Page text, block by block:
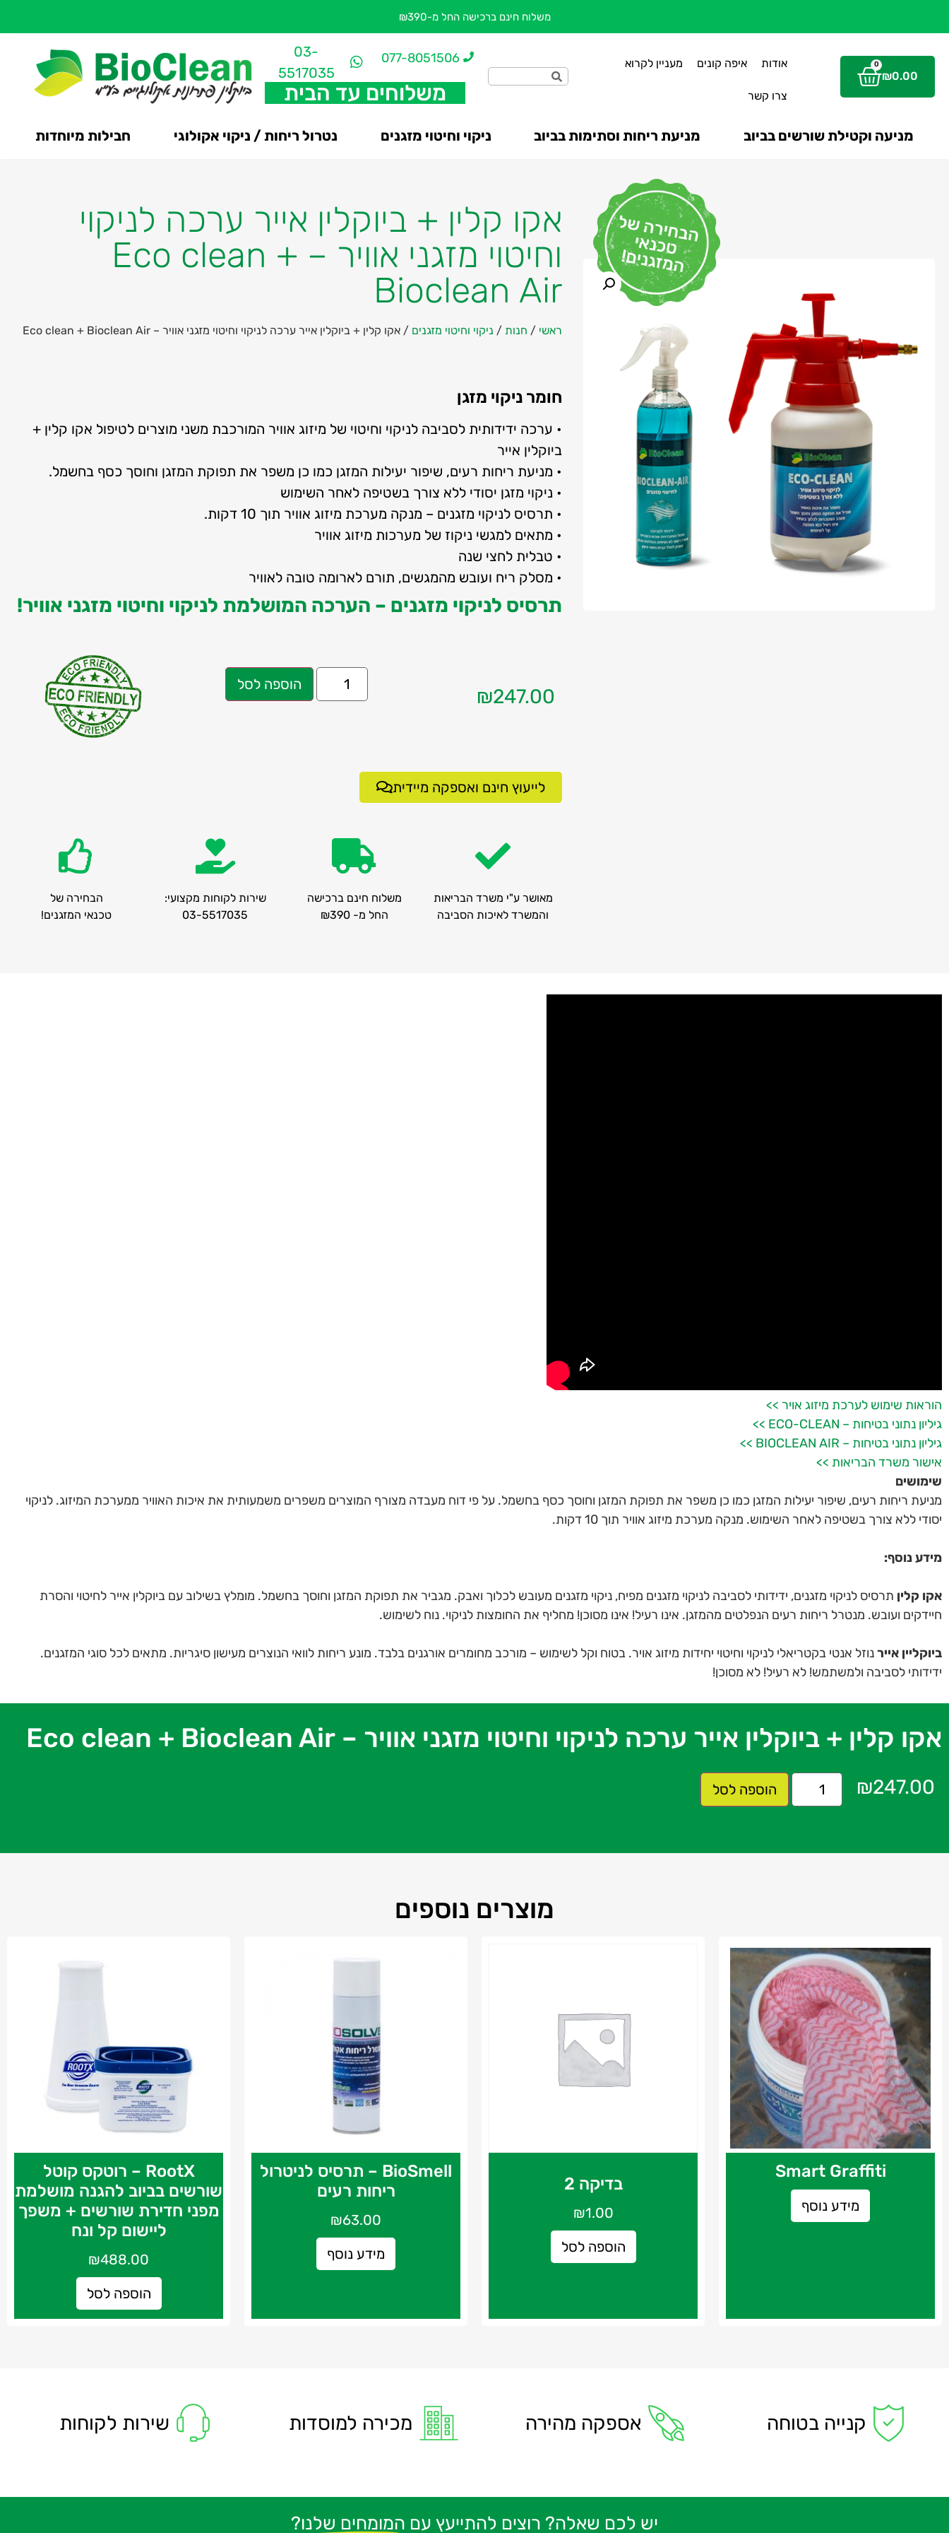
משלוח חינם ברכישה החל מ-₪390
₪0.00
0 אודות איפה קונים מעניין לקרוא
צרו קשר
077-8051506
משלוחים עד הבית
03-
5517035
מניעה וקטילת שורשים בביוב מניעת ריחות וסתימות בביוב ניקוי וחיטוי מזגנים נטרול ריחות / ניקוי אקולוגי חבילות מיוחדות
אקו קלין + ביוקלין אייר ערכה לניקוי
וחיטוי מזגני אוויר – Eco clean +
Bioclean Air
ראשי / חנות/ ניקוי וחיטוי מזגנים / אקו קלין + ביוקלין אייר ערכה לניקוי וחיטוי מזגני אוויר – Eco clean + Bioclean Air
חומר ניקוי מזגן
• ערכה ידידותית לסביבה לניקוי וחיטוי של מיזוג אוויר המורכבת משני מוצרים לטיפול אקו קלין +
ביוקלין אייר
• מניעת ריחות רעים, שיפור יעילות המזגן כמו כן משפר את תפוקת המזגן וחוסך כסף בחשמל.
• ניקוי מזגן יסודי ללא צורך בשטיפה לאחר השימוש
• תרסיס לניקוי מזגנים – מנקה מערכת מיזוג אוויר תוך 10 דקות.
• מתאים למגשי ניקוז של מערכות מיזוג אוויר
• טבלית לחצי שנה
• מסלק ריח ועובש מהמגשים, תורם לארומה טובה לאוויר
תרסיס לניקוי מזגנים – הערכה המושלמת לניקוי וחיטוי מזגני אוויר!
₪247.00
הוספה לסל
לייעוץ חינם ואספקה מיידית
מאושר ע"י משרד הבריאות
והמשרד לאיכות הסביבה
משלוח חינם ברכישה
החל מ- ₪390
שירות לקוחות מקצועי:
03-5517035
הבחירה של
טכנאי המזגנים!
הוראות שימוש לערכת מיזוג אויר >>
גיליון נתוני בטיחות – ECO-CLEAN >>
גיליון נתוני בטיחות – BIOCLEAN AIR >>
אישור משרד הבריאות >>
שימושים
מניעת ריחות רעים, שיפור יעילות המזגן כמו כן משפר את תפוקת המזגן וחוסך כסף בחשמל. על פי דוח מעבדה מצורף המוצרים משפרים משמעותית את איכות האוויר ממערכת המיזוג. לניקוי
יסודי ללא צורך בשטיפה לאחר השימוש. מנקה מערכת מיזוג אוויר תוך 10 דקות.
מידע נוסף:
אקו קלין תרסיס לניקוי מזגנים, ידידותי לסביבה לניקוי מזגנים מפיח, ניקוי מזגנים מעובש לכלוך ואבק. מגביר את תפוקת המזגן וחוסך בחשמל. מומלץ בשילוב עם ביוקלין אייר לחיטוי והסרת
חיידקים ועובש. מנטרל ריחות רעים הנפלטים מהמזגן. אינו רעיל! אינו מסוכן! מחליף את החומצות לניקוי. נוח לשימוש.
ביוקליין איירנוזל אנטי בקטריאלי לניקוי וחיטוי יחידות מיזוג אויר. בטוח וקל לשימוש – מורכב מחומרים אורגנים בלבד. מונע ריחות לוואי הנוצרים מעישון סיגריות. מתאים לכל סוגי המזגנים.
ידידותי לסביבה ולמשתמש! לא רעיל! לא מסוכן!
אקו קלין + ביוקלין אייר ערכה לניקוי וחיטוי מזגני אוויר – Eco clean + Bioclean Air
₪247.00 הוספה לסל
מוצרים נוספים
Smart Graffiti
מידע נוסף
בדיקה 2
₪1.00
הוספה לסל
BioSmell – תרסיס לניטרול
ריחות רעים
₪63.00
מידע נוסף
RootX – רוטקס קוטל
שורשים בביוב להגנה מושלמת
מפני חדירת שורשים + משפך
ליישום קל ונח
₪488.00
הוספה לסל
קנייה בטוחה אספקה מהירה מכירה למוסדות שירות לקוחות
יש לכם שאלה? רוצים להתייעץ עם המומחים שלנו?